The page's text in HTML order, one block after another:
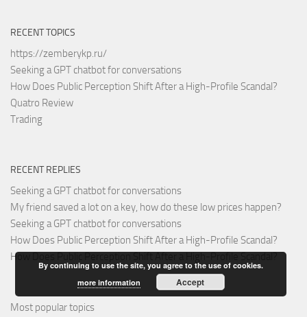
RECENT TOPICS
https://zemberykp.ru/
Seeking a GPT chatbot for conversations
How Does Public Perception Shift After a High-Profile Scandal?
Quatro Review
Trading
RECENT REPLIES
Seeking a GPT chatbot for conversations
My friend saved a lot on a key, how do these low prices happen?
Seeking a GPT chatbot for conversations
How Does Public Perception Shift After a High-Profile Scandal?
How Does Public Perception Shift After a High-Profile Scandal?
Most popular topics
By continuing to use the site, you agree to the use of cookies.
more information
Accept